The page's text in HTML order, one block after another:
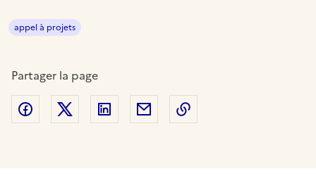
appel à projets
Partager la page
Partager sur Facebook
Partager sur Twitter
Partager sur LinkedIn
Partager par email